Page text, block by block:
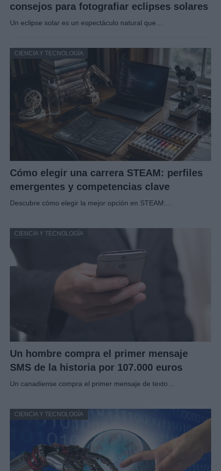
consejos para fotografiar eclipses solares
Un eclipse solar es un espectáculo natural que…
CIENCIA Y TECNOLOGÍA
Cómo elegir una carrera STEAM: perfiles
emergentes y competencias clave
Descubre cómo elegir la mejor opción en STEAM:…
CIENCIA Y TECNOLOGÍA
Un hombre compra el primer mensaje
SMS de la historia por 107.000 euros
Un canadiense compra el primer mensaje de texto…
CIENCIA Y TECNOLOGÍA